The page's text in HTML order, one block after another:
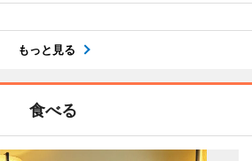
もっと見る
食べる